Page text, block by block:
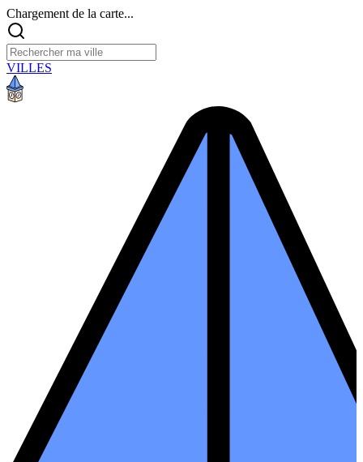
Chargement de la carte...
VILLES